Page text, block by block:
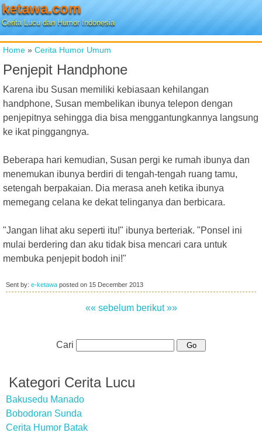
ketawa.com
Cerita Lucu dan Humor Indonesia
Home » Cerita Humor Umum
Penjepit Handphone
Karena ibu Susan memiliki kebiasaan kehilangan
handphone, Susan membelikan ibunya telepon dengan
penjepitnya sehingga dia bisa menggantungkannya langsung
ke ikat pinggangnya.
Beberapa hari kemudian, Susan pergi ke rumah ibunya dan
menemukan ibunya berdiri di tengah-tengah ruang tamu,
setengah berpakaian. Dia merasa aneh ketika ibunya
memegang celana ke dekat telinganya dan berbicara.
"Jangan lihat aku seperti itu!" ibunya berteriak. "Ponsel ini
mulai berdering dan aku tidak bisa mencari cara untuk
membuka penjepit bodoh ini!"
Sent by: e-ketawa posted on 15 December 2013
«« sebelum berikut »»
Cari
Kategori Cerita Lucu
Bakusedu Manado
Bobodoran Sunda
Cerita Humor Batak